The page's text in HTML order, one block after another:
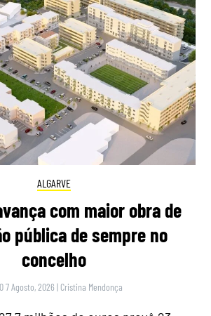
ALGARVE
com maior obra de
pública de sempre no
concelho
7 Agosto, 2026 | Cristina Mendonça